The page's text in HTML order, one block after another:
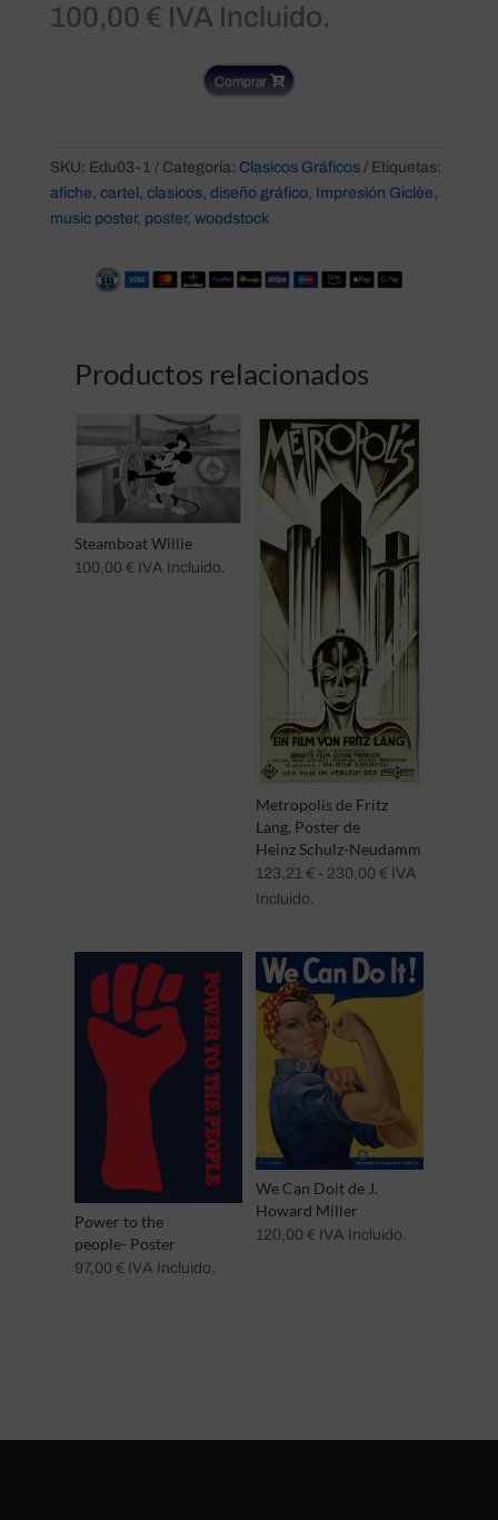
100,00 € IVA Incluido.
Comprar
SKU: Edu03-1 Categoría: Clasicos Gráficos
Etiquetas:
afiche, cartel , clasicos, diseño gráfico, Impresión Giclèe,
music poster, poster, woodstock
Productos relacionados
Steamboat Willie
100,00 € IVA Incluido.
Metropolis de Fritz
Lang, Poster de
Heinz Schulz-Neudamm
123,21 € - 230,00 € Rango
desde
123,21 €
hasta
IVA
Incluido.
Power to the
people- Poster
97,00 € IVA Incluido.
We Can Doit de J.
Howard Miller
120,00 € IVA Incluido.